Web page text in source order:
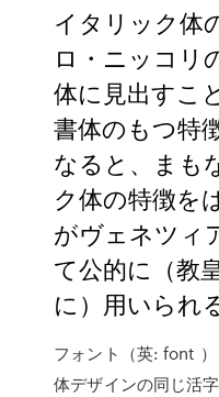
イタリック体
ロ・ニッコリ
体に見出すこ
書体のもつ特
なると、まも
ク体の特徴を
がヴェネツィ
て公的に（教
に）用いられ
フォント（英: font
体デザインの同じ活